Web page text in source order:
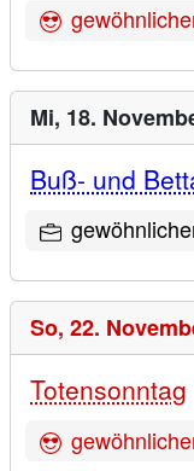
Mi, 18.
Buß- und
So, 22.
Totensonntag